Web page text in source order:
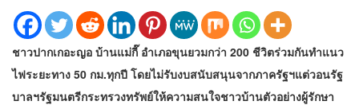
ชาวปากเกอะญอ บ้านแม่กี๊ อำเภอขุนยวมกว่า 200 ชีวิตร่วมกันทำแนว
ไฟระยะทาง 50 กม.ทุกปี โดยไม่รับงบสนับสนุนจากภาครัฐฯแต่วอนรัฐ
บาลฯรัฐมนตรีกระทรวงทรัพย์ให้ความสนใจชาวบ้านตัวอย่างผู้รักษา